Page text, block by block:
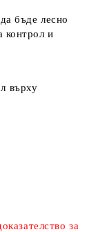
бъде лесно
контрол и
върху
за